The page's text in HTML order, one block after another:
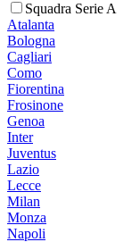
Squadra Serie A
Atalanta
Bologna
Cagliari
Como
Fiorentina
Frosinone
Genoa
Inter
Juventus
Lazio
Lecce
Milan
Monza
Napoli